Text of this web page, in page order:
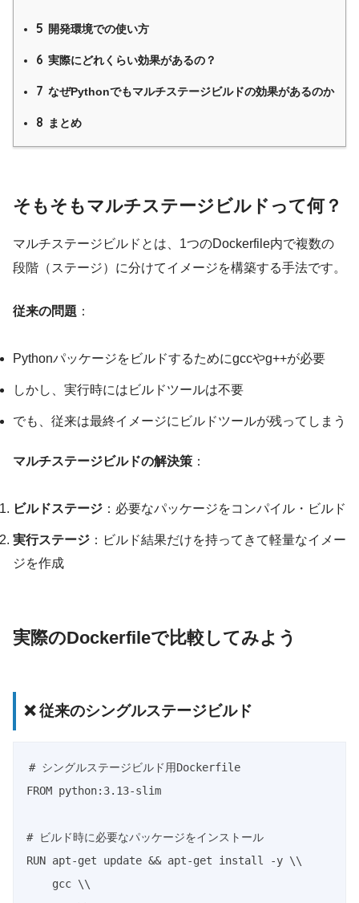
5 開発環境での使い方
6 実際にどれくらい効果があるの？
7 なぜPythonでもマルチステージビルドの効果があるのか
8 まとめ
そもそもマルチステージビルドって何？
マルチステージビルドとは、1つのDockerfile内で複数の
段階（ステージ）に分けてイメージを構築する手法です。
従来の問題 ：
Pythonパッケージをビルドするためにgccやg++が必要
しかし、実行時にはビルドツールは不要
でも、従来は最終イメージにビルドツールが残ってしまう
マルチステージビルドの解決策 ：
ビルドステージ ：必要なパッケージをコンパイル・ビルド
実行ステージ ：ビルド結果だけを持ってきて軽量なイメー
ジを作成
実際のDockerfileで比較してみよう
❌ 従来のシングルステージビルド
# シングルステージビルド用Dockerfile
FROM python:3.13-slim
# ビルド時に必要なパッケージをインストール
RUN apt-get update && apt-get install -y \\